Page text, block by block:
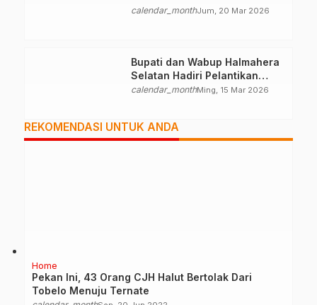
Palestina
calendar_monthJum, 20 Mar 2026
Bupati dan Wabup Halmahera
Selatan Hadiri Pelantikan
Mabiran Pramuka se-Kwarcab
calendar_monthMing, 15 Mar 2026
REKOMENDASI UNTUK ANDA
Home
Pekan Ini, 43 Orang CJH Halut Bertolak Dari
Tobelo Menuju Ternate